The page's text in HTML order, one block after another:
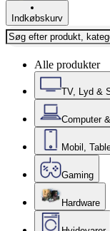
Indkøbskurv
Alle produkter
TV, Lyd &
Computer
Mobil,
Gaming
Hardware